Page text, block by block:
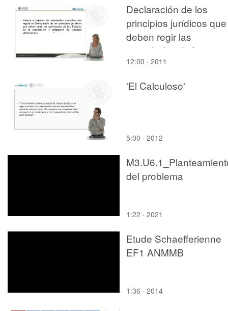
Declaración de los
principios jurídicos que
deben regir las
actividades de los
Estados en la
del espacio
12:00 · 2011
'El Calculoso'
5:00 · 2012
del problema
1:22 · 2021
Etude Schaefferienne
EF1 ANMMB
1:36 · 2014